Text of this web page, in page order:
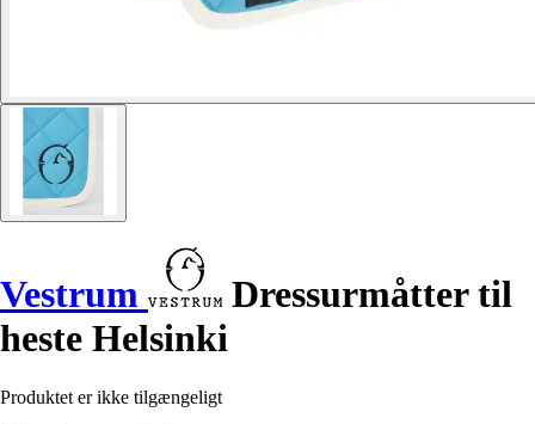
Vestrum
Dressurmåtter til
heste Helsinki
Produktet er ikke tilgængeligt